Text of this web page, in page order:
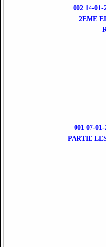
002 14-
2EME
001 07-
PARTIE